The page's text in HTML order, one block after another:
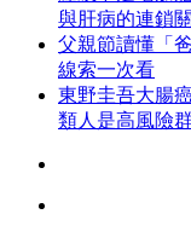
與肝病的連鎖
父親節讀懂「
線索一次看
東野圭吾大腸
類人是高風險